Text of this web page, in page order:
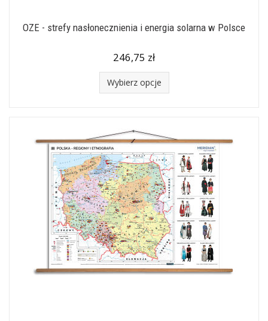
OZE - strefy nasłonecznienia i energia solarna w Polsce
246,75 zł
Wybierz opcje